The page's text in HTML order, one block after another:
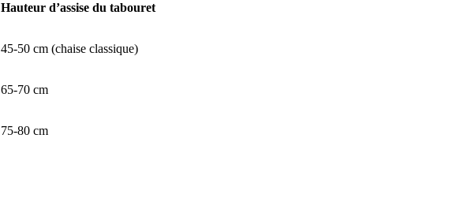
Hauteur d’assise du tabouret
45-50 cm (chaise classique)
65-70 cm
75-80 cm